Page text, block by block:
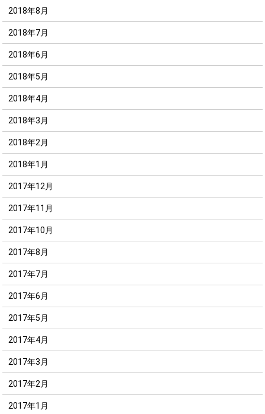
2018年8月
2018年7月
2018年6月
2018年5月
2018年4月
2018年3月
2018年2月
2018年1月
2017年12月
2017年11月
2017年10月
2017年8月
2017年7月
2017年6月
2017年5月
2017年4月
2017年3月
2017年2月
2017年1月